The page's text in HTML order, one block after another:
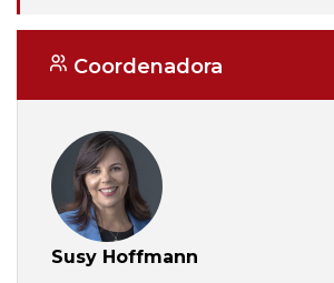
Coordenadora
Susy Hoffmann